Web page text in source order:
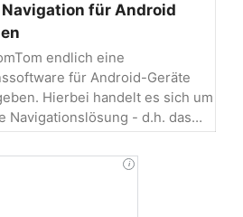
Navigation für Android
endlich eine
für Android-Geräte
Hierbei handelt es sich um
Navigationslösung - d.h. das…